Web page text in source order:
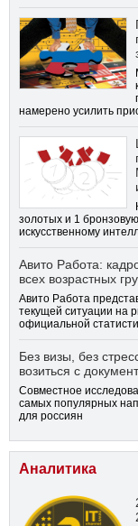
намерено усилить
золотых и 1
искусственному
Авито Работа:
всех возрастных
Авито Работа
текущей ситуации на
официальной
Без визы, без
возиться с
Совместное
самых популярных
для россиян
Аналитика